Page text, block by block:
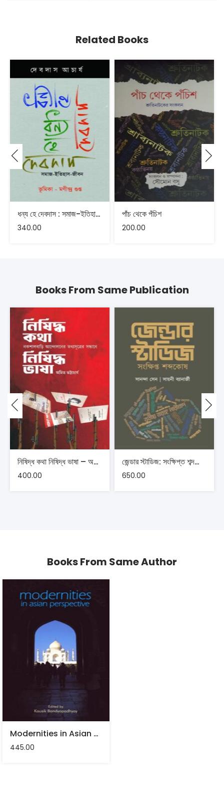
Related Books
ধন্য হে দেবদাস : সমাজ-ইতিহাস-জীবন – মণীন্দ্র গুপ্ত
340.00
পাঁচ থেকে পঁচিশ
200.00
Books From Same Publication
নিষিদ্ধ কথা নিষিদ্ধ ভাষা – অমিত ভট্টাচার্য
400.00
জেন্ডার স্টাডিজ: সংক্ষিপ্ত শব্দকোষ – সানন্দা সেন, সায়নী ব্যানার্জী
650.00
Books From Same Author
Modernities in Asian Perspective – Kausik Bandyopadhyay
445.00